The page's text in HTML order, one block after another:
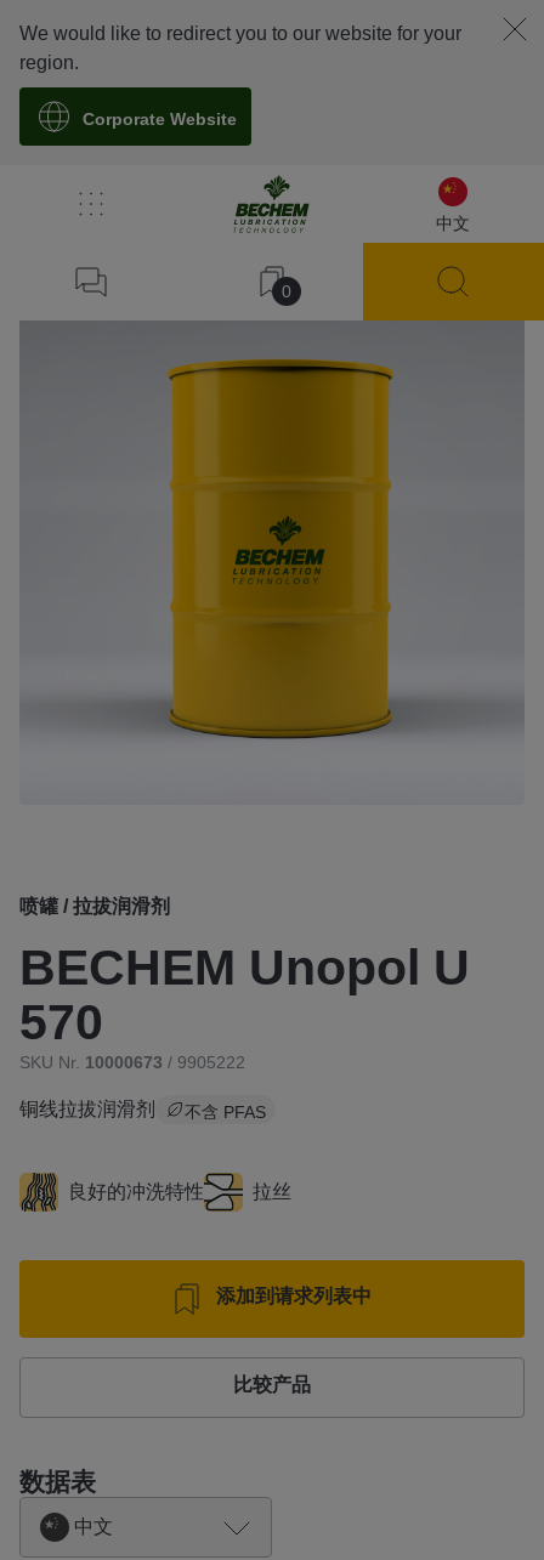
中文
0
We would like to redirect you to our website for your
region.
Corporate Website
溯源
喷罐 / 拉拔润滑剂
BECHEM Unopol U
570
SKU Nr. 10000673 / 9905222
铜线拉拔润滑剂 不含 PFAS
良好的冲洗特性 拉丝
添加到请求列表中
比较产品
数据表
中文